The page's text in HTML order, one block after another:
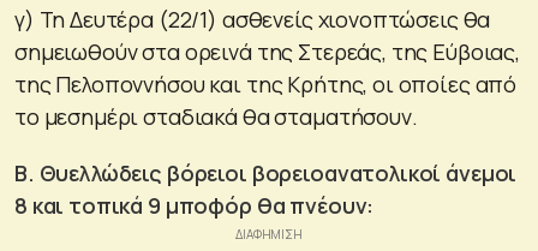
γ) Τη Δευτέρα (22/1) ασθενείς χιονοπτώσεις θα
σημειωθούν στα ορεινά της Στερεάς, της Εύβοιας,
της Πελοποννήσου και της Κρήτης, οι οποίες από
το μεσημέρι σταδιακά θα σταματήσουν.
Β. Θυελλώδεις βόρειοι βορειοανατολικοί άνεμοι
8 και τοπικά 9 μποφόρ θα πνέουν: